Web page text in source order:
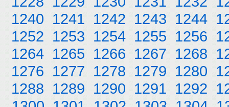
1240 1241 1242 1243 1244
1252 1253 1254 1255 1256
1264 1265 1266 1267 1268
1276 1277 1278 1279 1280
1288 1289 1290 1291 1292